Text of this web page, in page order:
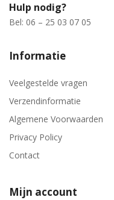
Hulp nodig?
Bel: 06 – 25 03 07 05
Informatie
Veelgestelde vragen
Verzendinformatie
Algemene Voorwaarden
Privacy Policy
Contact
Mijn account